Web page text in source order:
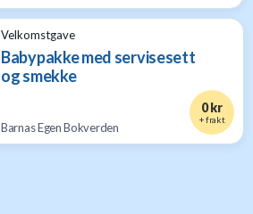
Velkomstgave
Babypakke med servisesett
og smekke
Barnas Egen Bokverden
0 kr
+ frakt